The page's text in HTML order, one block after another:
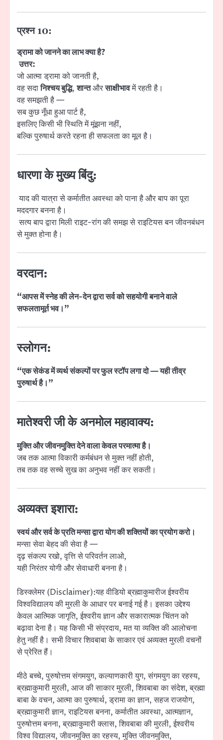
प्रश्न 10:
ड्रामा को जानने का लाभ क्या है?
उत्तर:
जो आत्मा ड्रामा को जानती है,
वह सदानिश्चय बुद्धि,शान्तऔरसाक्षीभावमें रहती है।
वह समझती है —
सब कुछ नूँधा हुआ पार्ट है,
इसलिए किसी भी स्थिति में मूंझना नहीं,
बल्कि पुरुषार्थ करते रहना ही सफलता का मूल है।
धारणा के मुख्य बिंदु:
याद की यात्रा से कर्मातीत अवस्था को पाना है और बाप का पूरा
मददगार बनना है।
सत्य बाप द्वारा मिली राइट-रांग की समझ से राइटियस बन जीवनबंधन
से मुक्त होना है।
वरदान:
“आपस में स्नेह की लेन-देन द्वारा सर्व को सहयोगी बनाने वाले
सफलतामूर्त भव।”
स्लोगन:
“एक सेकंड में व्यर्थ संकल्पों पर फुल स्टॉप लगा दो — यही तीव्र
पुरुषार्थ है।”
मातेश्वरी जी के अनमोल महावाक्य:
मुक्ति और जीवनमुक्ति देने वाला केवल परमात्मा है।
जब तक आत्मा विकारी कर्मबंधन से मुक्त नहीं होती,
तब तक वह सच्चे सुख का अनुभव नहीं कर सकती।
अव्यक्त इशारा:
स्वयं और सर्व के प्रति मन्सा द्वारा योग की शक्तियों का प्रयोग करो।
मन्सा सेवा बेहद की सेवा है —
दृढ़ संकल्प रखो, वृत्ति से परिवर्तन लाओ,
यही निरंतर योगी और सेवाधारी बनना है।
डिस्क्लेमर (Disclaimer):यह वीडियो ब्रह्माकुमारीज ईश्वरीय
विश्वविद्यालय की मुरली के आधार पर बनाई गई है। इसका उद्देश्य
केवल आत्मिक जागृति, ईश्वरीय ज्ञान और सकारात्मक चिंतन को
बढ़ावा देना है। यह किसी भी संप्रदाय, मत या व्यक्ति की आलोचना
हेतु नहीं है। सभी विचार शिवबाबा के साकार एवं अव्यक्त मुरली वचनों
से प्रेरित हैं।
मीठे बच्चे, पुरुषोत्तम संगमयुग, कल्याणकारी युग, संगमयुग का रहस्य,
ब्रह्माकुमारी मुरली, आज की साकार मुरली, शिवबाबा का संदेश, ब्रह्मा
बाबा के वचन, आत्मा का पुरुषार्थ, ड्रामा का ज्ञान, सहज राजयोग,
ब्रह्माकुमारी ज्ञान, राइटियस बनना, कर्मातीत अवस्था, आत्मज्ञान,
पुरुषोत्तम बनना, ब्रह्माकुमारी क्लास, शिवबाबा की मुरली, ईश्वरीय
विश्व विद्यालय, जीवनमुक्ति का रहस्य, मुक्ति जीवनमुक्ति,